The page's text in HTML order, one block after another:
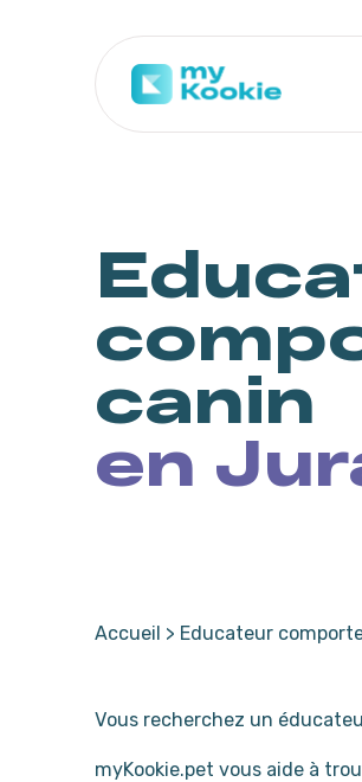
canin
en
Accueil > Educateur
Vous recherchez un
myKookie.pet vous aide à